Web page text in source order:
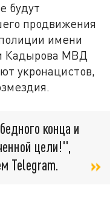
будут
продвижения
имени
Кадырова МВД
укронацистов,
конца и
цели!",
Telegram.